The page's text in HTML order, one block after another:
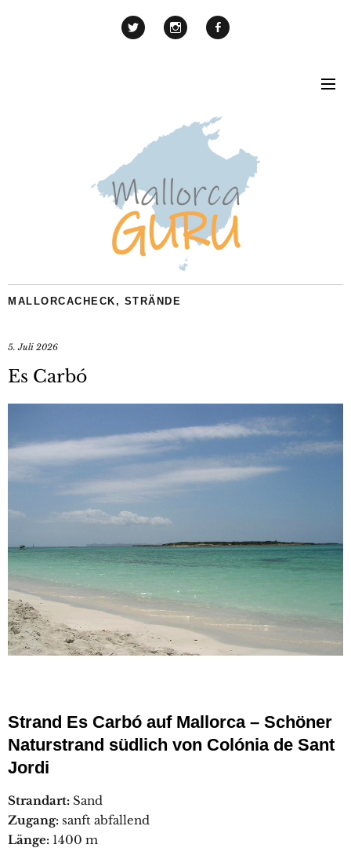
MALLORCACHECK , STRÄNDE
5. Juli 2026
Es Carbó
Strand Es Carbó auf Mallorca – Schöner
Naturstrand südlich von Colónia de Sant
Jordi
Strandart: Sand
Zugang: sanft abfallend
Länge: 1400 m